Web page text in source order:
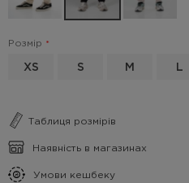
Розмір
XS S M L
Таблиця розмірів
Наявність в магазинах
Умови кешбеку